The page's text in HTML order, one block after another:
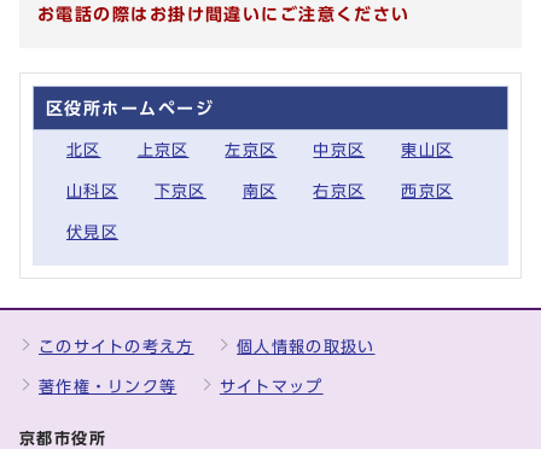
お電話の際はお掛け間違いにご注意ください
区役所ホームページ
北区 上京区 左京区 中京区 東山区
山科区 下京区 南区 右京区 西京区
伏見区
このサイトの考え方 個人情報の取扱い
著作権・リンク等 サイトマップ
京都市役所